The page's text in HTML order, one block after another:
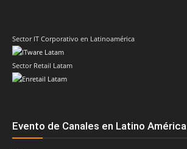
Sector IT Corporativo en Latinoamérica
Sector Retail Latam
Evento de Canales en Latino América